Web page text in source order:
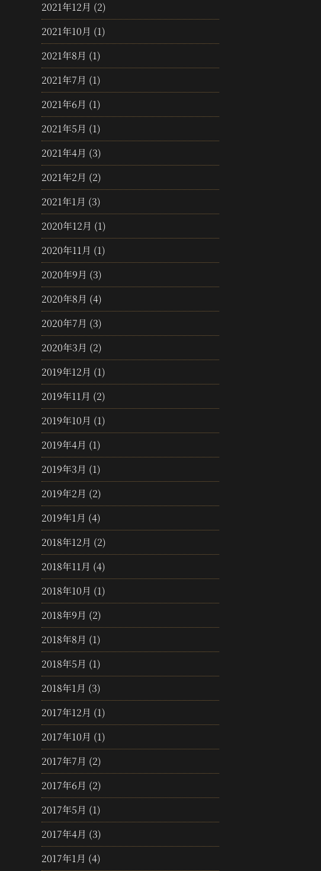
2021年12月 (2)
2021年10月 (1)
2021年8月 (1)
2021年7月 (1)
2021年6月 (1)
2021年5月 (1)
2021年4月 (3)
2021年2月 (2)
2021年1月 (3)
2020年12月 (1)
2020年11月 (1)
2020年9月 (3)
2020年8月 (4)
2020年7月 (3)
2020年3月 (2)
2019年12月 (1)
2019年11月 (2)
2019年10月 (1)
2019年4月 (1)
2019年3月 (1)
2019年2月 (2)
2019年1月 (4)
2018年12月 (2)
2018年11月 (4)
2018年10月 (1)
2018年9月 (2)
2018年8月 (1)
2018年5月 (1)
2018年1月 (3)
2017年12月 (1)
2017年10月 (1)
2017年7月 (2)
2017年6月 (2)
2017年5月 (1)
2017年4月 (3)
2017年1月 (4)